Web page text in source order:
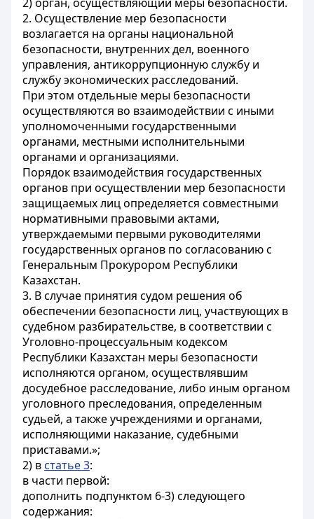
2. Осуществление мер безопасности
возлагается на органы национальной
безопасности, внутренних дел, военного
управления, антикоррупционную службу и
службу экономических расследований.
При этом отдельные меры безопасности
осуществляются во взаимодействии с иными
уполномоченными государственными
органами, местными исполнительными
органами и организациями.
Порядок взаимодействия государственных
органов при осуществлении мер безопасности
защищаемых лиц определяется совместными
нормативными правовыми актами,
утверждаемыми первыми руководителями
государственных органов по согласованию с
Генеральным Прокурором Республики
Казахстан.
3. В случае принятия судом решения об
обеспечении безопасности лиц, участвующих в
судебном разбирательстве, в соответствии с
Уголовно-процессуальным кодексом
Республики Казахстан меры безопасности
исполняются органом, осуществлявшим
досудебное расследование, либо иным органом
уголовного преследования, определенным
судьей, а также учреждениями и органами,
исполняющими наказание, судебными
приставами.»;
2) в статье 3:
в части первой:
дополнить подпунктом 6-3) следующего
содержания: